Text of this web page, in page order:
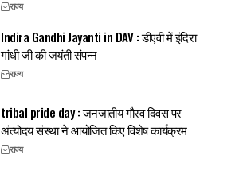
राज्य
Indira Gandhi Jayanti in DAV : डीएवी में इंदिरा
गांधी जी की जयंती संपन्न
राज्य
tribal pride day : जनजातीय गौरव दिवस पर
अंत्योदय संस्था ने आयोजित किए विशेष कार्यक्रम
राज्य